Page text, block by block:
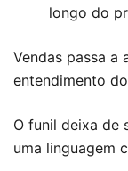
longo do
Vendas passa a
entendimento
O funil deixa de
uma linguagem